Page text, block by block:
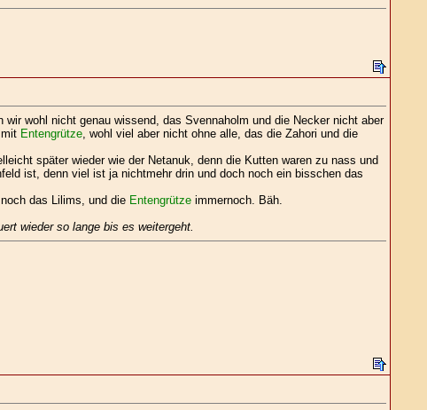
wohl nicht genau wissend, das Svennaholm und die Necker nicht aber
Entengrütze, wohl viel aber nicht ohne alle, das die Zahori und die
später wieder wie der Netanuk, denn die Kutten waren zu nass und
ist, denn viel ist ja nichtmehr drin und doch noch ein bisschen das
das Lilims, und die Entengrützeimmernoch. Bäh.
wieder so lange bis es weitergeht.